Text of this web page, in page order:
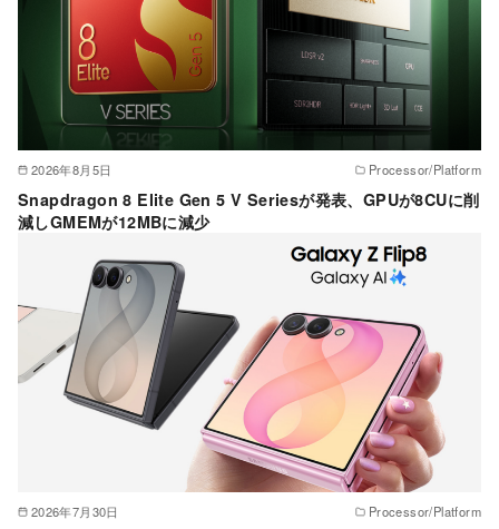
2026年8月5日 Processor/Platform
Snapdragon 8 Elite Gen 5 V Seriesが発表、GPUが8CUに削
減しGMEMが12MBに減少
2026年7月30日 Processor/Platform